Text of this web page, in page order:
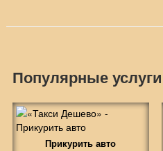
Популярные
Прикурить авто